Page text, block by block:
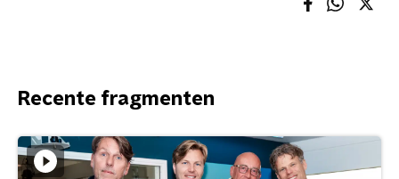
Recente fragmenten